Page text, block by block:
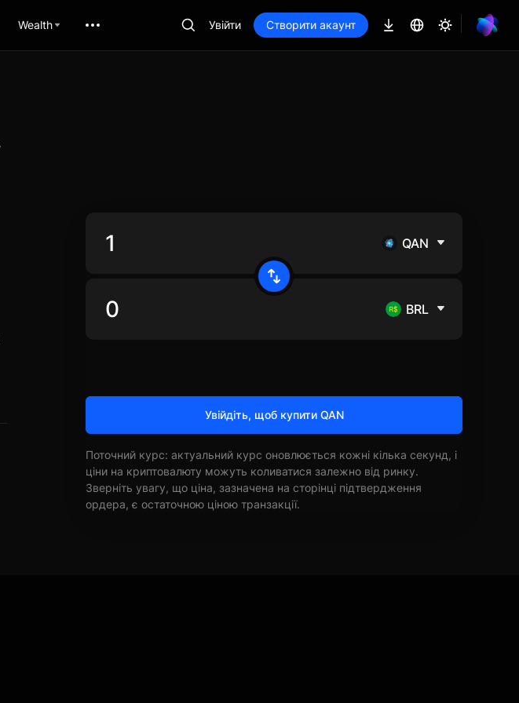
Wealth Увійти Створити акаунт
QAN
BRL
Увійдіть, щоб купити QAN
Поточний курс: актуальний курс оновлюється кожні кілька секунд, і
ціни на криптовалюту можуть коливатися залежно від ринку.
Зверніть увагу, що ціна, зазначена на сторінці підтвердження
ордера, є остаточною ціною транзакції.